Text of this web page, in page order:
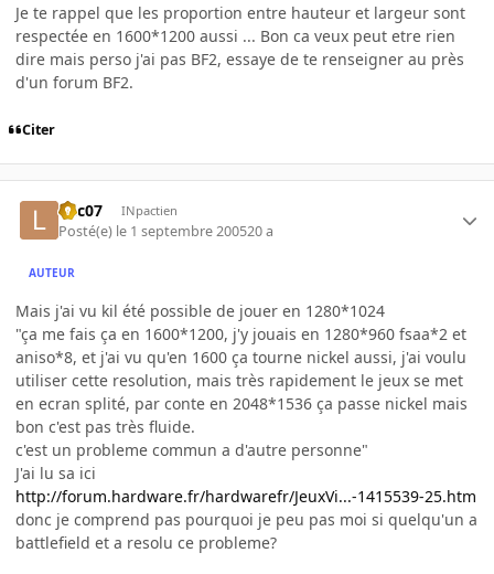
Je te rappel que les proportion entre hauteur et largeur sont
respectée en 1600*1200 aussi ... Bon ca veux peut etre rien
dire mais perso j'ai pas BF2, essaye de te renseigner au près
d'un forum BF2.
Citer
loic07 INpactien
Posté(e) le 1 septembre 200520 a
AUTEUR
Mais j'ai vu kil été possible de jouer en 1280*1024
"ça me fais ça en 1600*1200, j'y jouais en 1280*960 fsaa*2 et
aniso*8, et j'ai vu qu'en 1600 ça tourne nickel aussi, j'ai voulu
utiliser cette resolution, mais très rapidement le jeux se met
en ecran splité, par conte en 2048*1536 ça passe nickel mais
bon c'est pas très fluide.
c'est un probleme commun a d'autre personne"
J'ai lu sa ici
http://forum.hardware.fr/hardwarefr/JeuxVi...-1415539-25.htm
donc je comprend pas pourquoi je peu pas moi si quelqu'un a
battlefield et a resolu ce probleme?